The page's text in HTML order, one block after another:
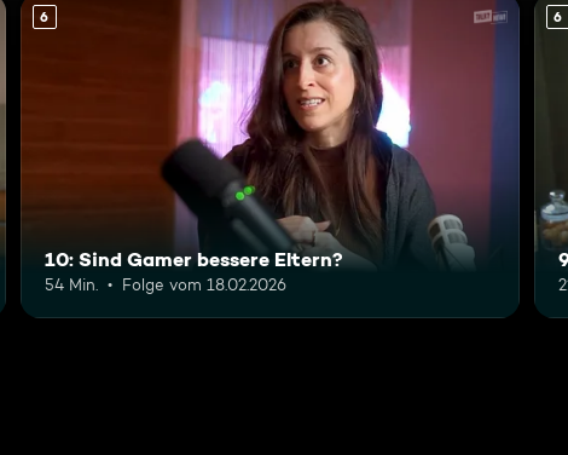
6
10: Sind Gamer bessere Eltern?
54 Min. Folge vom 18.02.2026
6